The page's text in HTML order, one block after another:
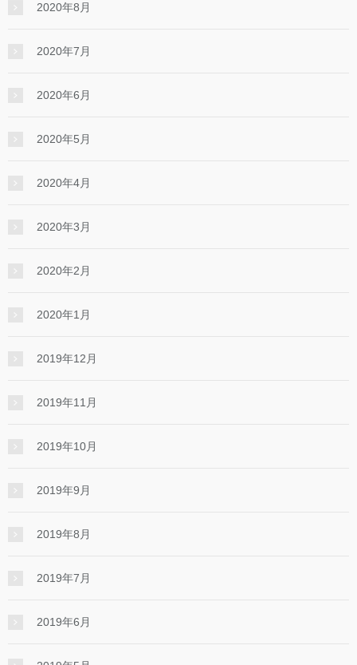
2020年8月
2020年7月
2020年6月
2020年5月
2020年4月
2020年3月
2020年2月
2020年1月
2019年12月
2019年11月
2019年10月
2019年9月
2019年8月
2019年7月
2019年6月